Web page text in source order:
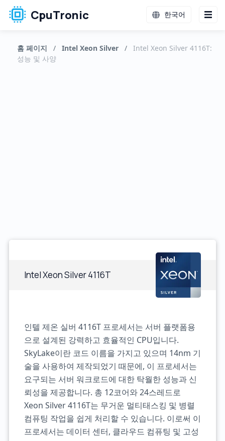
CpuTronic 한국어
홈 페이지 / Intel Xeon Silver /
Intel Xeon Silver 4116T:
성능 및 사양
Intel Xeon Silver 4116T
인텔 제온 실버 4116T 프로세서는 서버 플랫폼용
으로 설계된 강력하고 효율적인 CPU입니다.
SkyLake이란 코드 이름을 가지고 있으며 14nm 기
술을 사용하여 제작되었기 때문에, 이 프로세서는
요구되는 서버 워크로드에 대한 탁월한 성능과 신
뢰성을 제공합니다. 총 12코어와 24스레드로
Xeon Silver 4116T는 무거운 멀티태스킹 및 병렬
컴퓨팅 작업을 쉽게 처리할 수 있습니다. 이로써 이
프로세서는 데이터 센터, 클라우드 컴퓨팅 및 고성